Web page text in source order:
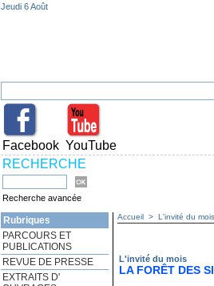
Jeudi 6 Août
Facebook YouTube
RECHERCHE
Recherche avancée
Rubriques
PARCOURS ET
PUBLICATIONS
REVUE DE PRESSE
EXTRAITS D'
Accueil > L'invité du mois
L'invité du mois
LA FORÊT DES